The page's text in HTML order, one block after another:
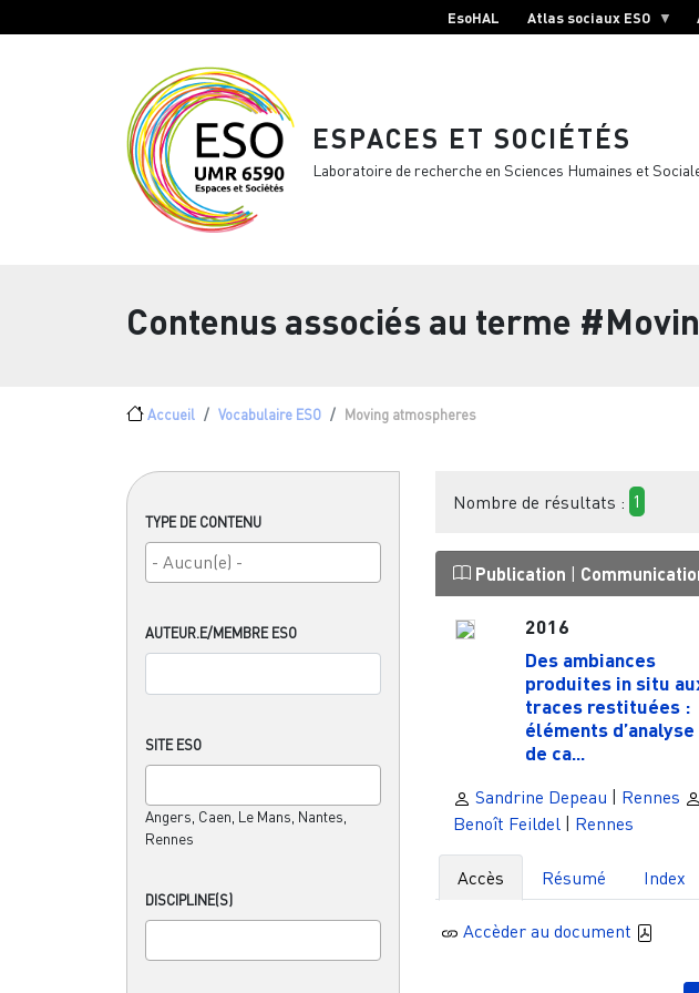
EsoHAL Atlas sociaux ESO
ESPACES ET SOCIÉTÉS
Laboratoire de recherche en Sciences Humaines et
Contenus associés au terme
Fil d'Ariane
Accueil Vocabulaire ESO Moving atmospheres
TYPE DE CONTENU
AUTEUR.E/MEMBRE ESO
SITE ESO
Angers, Caen, Le Mans, Nantes,
Rennes
DISCIPLINE(S)
Nombre de résultats : 1
Publication |
2016
Des ambiances
produites in situ
traces restituées :
éléments d’analyse
de ca...
Sandrine Depeau | Rennes
Benoît Feildel | Rennes
Accès Résumé Index
Accèder au document